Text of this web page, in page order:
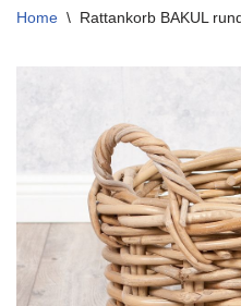
Home \ Rattankorb BAKUL